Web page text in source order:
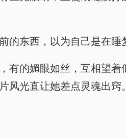
的东西，以为自己是在睡
有的媚眼如丝，互相望
风光直让她差点灵魂出窍。